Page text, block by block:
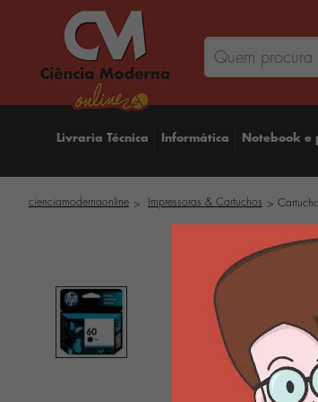
Livraria Técnica Informática Notebook e
cienciamodernaonline Impressoras & Cartuchos